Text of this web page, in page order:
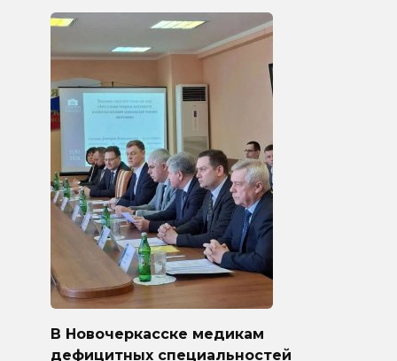
В Новочеркасске медикам
дефицитных специальностей